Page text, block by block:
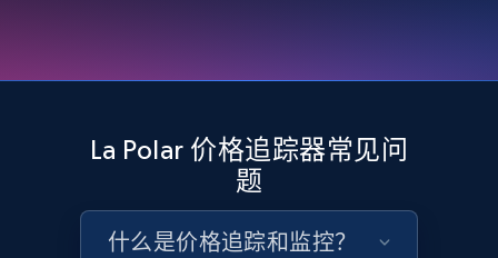
more.
2.4K+ 200+ 立即开始
Google Shopping - collects products from
La Polar 价格追踪器常见问
题
什么是价格追踪和监控？